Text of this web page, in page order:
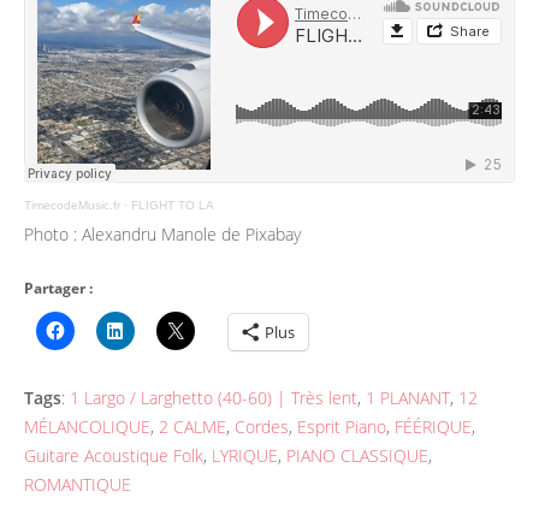
TimecodeMusic.fr · FLIGHT TO LA
Photo : Alexandru Manole de Pixabay
Partager :
Plus
Tags: 1 Largo / Larghetto (40-60) | Très lent, 1 PLANANT, 12
MÉLANCOLIQUE, 2 CALME, Cordes, Esprit Piano, FÉÉRIQUE,
Guitare Acoustique Folk, LYRIQUE, PIANO CLASSIQUE,
ROMANTIQUE